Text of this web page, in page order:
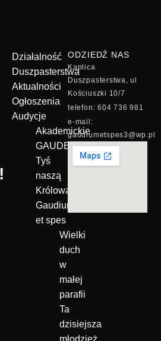
Działalność
Duszpasterstwa
Aktualności
Ogłoszenia
Audycje
Akademickie
GAUDEAMUS
Tyś
naszą
Królową!
Gaudium
et spes
Wielki
duch
w
małej
parafii
Ta
dzisiejsza
ODZIEDŹ NAS
Kaplica
Duszpasterstwa, ul
Kościuszki 10/7
telefon: 604 736 981
e-mail:
gaudiumetspes3@wp.pl